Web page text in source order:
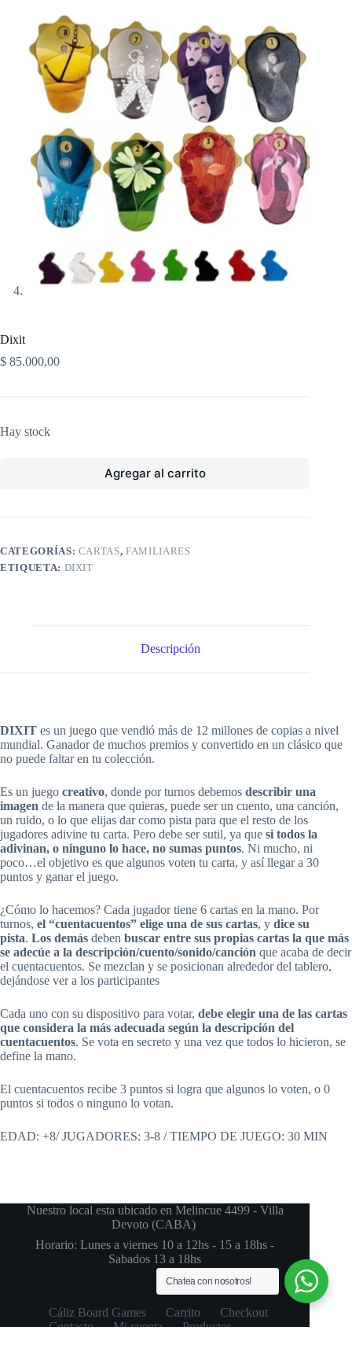
Dixit
$ 85.000,00
Hay stock
Agregar al carrito
CATEGORÍAS: CARTAS,FAMILIARES
ETIQUETA: DIXIT
Descripción
DIXIT es un juego que vendió más de 12 millones de copias a nivel
mundial. Ganador de muchos premios y convertido en un clásico que
no puede faltar en tu colección.
Es un juego creativo, donde por turnos debemos describir una
imagen de la manera que quieras, puede ser un cuento, una canción,
un ruido, o lo que elijas dar como pista para que el resto de los
jugadores adivine tu carta. Pero debe ser sutil, ya que si todos la
adivinan, o ninguno lo hace, no sumas puntos. Ni mucho, ni
poco…el objetivo es que algunos voten tu carta, y así llegar a 30
puntos y ganar el juego.
¿Cómo lo hacemos? Cada jugador tiene 6 cartas en la mano. Por
turnos, el “cuentacuentos” elige una de sus cartas, y dice su
pista. Los demás deben buscar entre sus propias cartas la que más
se adecúe a la descripción/cuento/sonido/canción que acaba de decir
el cuentacuentos. Se mezclan y se posicionan alrededor del tablero,
dejándose ver a los participantes
Cada uno con su dispositivo para votar, debe elegir una de las cartas
que considera la más adecuada según la descripción del
cuentacuentos. Se vota en secreto y una vez que todos lo hicieron, se
define la mano.
El cuentacuentos recibe 3 puntos si logra que algunos lo voten, o 0
puntos si todos o ninguno lo votan.
EDAD: +8/ JUGADORES: 3-8 / TIEMPO DE JUEGO: 30 MIN
Nuestro local esta ubicado en Melincue 4499 - Villa
Devoto (CABA)
Horario: Lunes a viernes 10 a 12hs - 15 a 18hs -
Sabados 13 a 18hs
Cáliz Board Games Carrito
Checkout
Contacto
Mi cuenta Productos
Chatea con nosotros!